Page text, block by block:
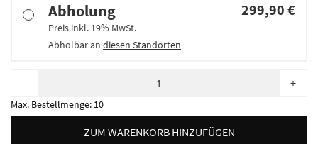
Abholung
Preis inkl. 19% MwSt.
Abholbar an diesen Standorten
299,90 €
- +
Max. Bestellmenge: 10
ZUM WARENKORB HINZUFÜGEN